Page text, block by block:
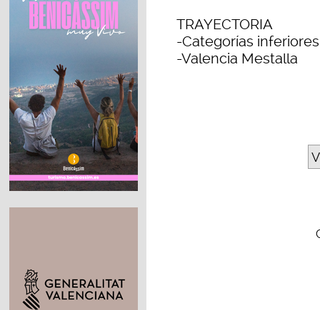
TRAYECTORIA
-Categorías
-Valencia Mestalla